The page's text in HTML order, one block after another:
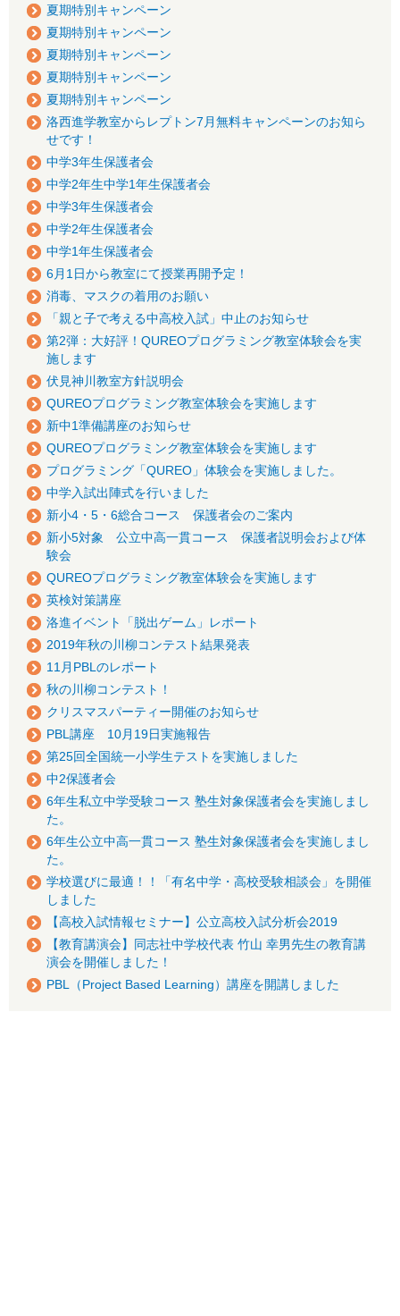
夏期特別キャンペーン
夏期特別キャンペーン
夏期特別キャンペーン
夏期特別キャンペーン
夏期特別キャンペーン
洛西進学教室からレプトン7月無料キャンペーンのお知ら
せです！
中学3年生保護者会
中学2年生中学1年生保護者会
中学3年生保護者会
中学2年生保護者会
中学1年生保護者会
6月1日から教室にて授業再開予定！
消毒、マスクの着用のお願い
「親と子で考える中高校入試」中止のお知らせ
第2弾：大好評！QUREOプログラミング教室体験会を実
施します
伏見神川教室方針説明会
QUREOプログラミング教室体験会を実施します
新中1準備講座のお知らせ
QUREOプログラミング教室体験会を実施します
プログラミング「QUREO」体験会を実施しました。
中学入試出陣式を行いました
新小4・5・6総合コース 保護者会のご案内
新小5対象 公立中高一貫コース 保護者説明会および体
験会
QUREOプログラミング教室体験会を実施します
英検対策講座
洛進イベント「脱出ゲーム」レポート
2019年秋の川柳コンテスト結果発表
11月PBLのレポート
秋の川柳コンテスト！
クリスマスパーティー開催のお知らせ
PBL講座 10月19日実施報告
第25回全国統一小学生テストを実施しました
中2保護者会
6年生私立中学受験コース 塾生対象保護者会を実施しまし
た。
6年生公立中高一貫コース 塾生対象保護者会を実施しまし
た。
学校選びに最適！！「有名中学・高校受験相談会」を開催
しました
【高校入試情報セミナー】公立高校入試分析会2019
【教育講演会】同志社中学校代表 竹山 幸男先生の教育講
演会を開催しました！
PBL（Project Based Learning）講座を開講しました